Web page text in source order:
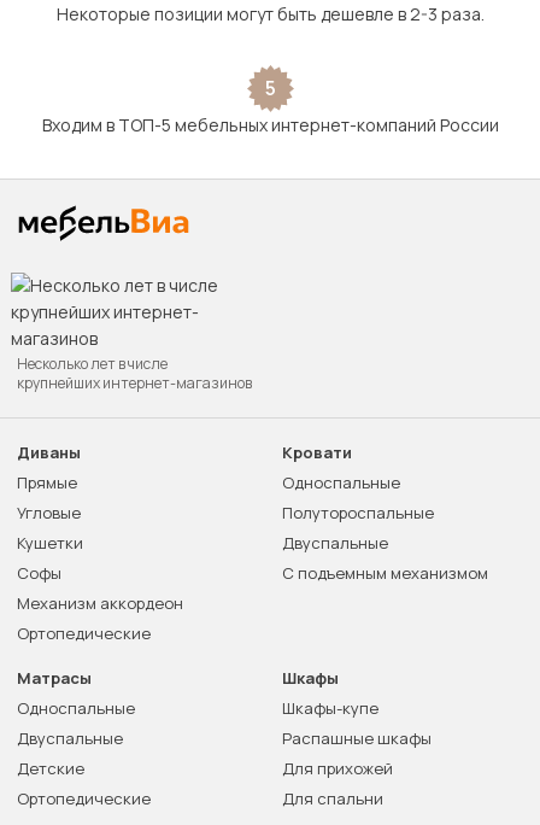
Некоторые позиции могут быть дешевле в 2-3 раза.
5
Входим в ТОП-5 мебельных интернет-компаний России
Несколько лет в числе
крупнейших интернет-магазинов
Диваны
Прямые
Угловые
Кушетки
Софы
Механизм аккордеон
Ортопедические
Кровати
Односпальные
Полутороспальные
Двуспальные
С подъемным механизмом
Матрасы
Односпальные
Двуспальные
Детские
Ортопедические
Шкафы
Шкафы-купе
Распашные шкафы
Для прихожей
Для спальни